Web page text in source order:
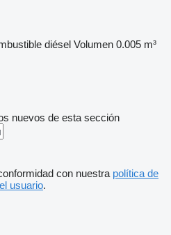
diésel Volumen 0.005 m³
nuevos de esta sección
con nuestra política de
usuario.